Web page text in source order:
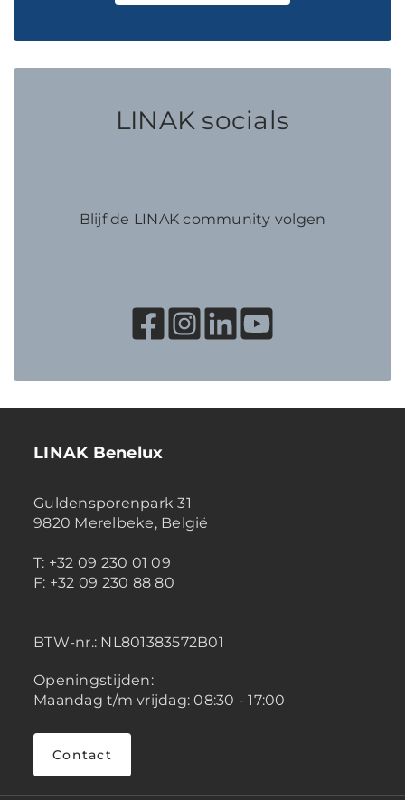
LINAK socials
Blijf de LINAK community volgen
LINAK Benelux
Guldensporenpark 31
9820 Merelbeke, België
T: +32 09 230 01 09
F: +32 09 230 88 80
BTW-nr.: NL801383572B01
Openingstijden:
Maandag t/m vrijdag: 08:30 - 17:00
Contact